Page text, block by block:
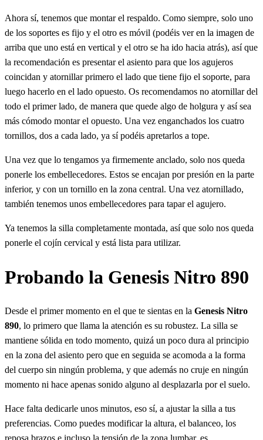
Ahora sí, tenemos que montar el respaldo. Como siempre, solo uno
de los soportes es fijo y el otro es móvil (podéis ver en la imagen de
arriba que uno está en vertical y el otro se ha ido hacia atrás), así que
la recomendación es presentar el asiento para que los agujeros
coincidan y atornillar primero el lado que tiene fijo el soporte, para
luego hacerlo en el lado opuesto. Os recomendamos no atornillar del
todo el primer lado, de manera que quede algo de holgura y así sea
más cómodo montar el opuesto. Una vez enganchados los cuatro
tornillos, dos a cada lado, ya sí podéis apretarlos a tope.
Una vez que lo tengamos ya firmemente anclado, solo nos queda
ponerle los embellecedores. Estos se encajan por presión en la parte
inferior, y con un tornillo en la zona central. Una vez atornillado,
también tenemos unos embellecedores para tapar el agujero.
Ya tenemos la silla completamente montada, así que solo nos queda
ponerle el cojín cervical y está lista para utilizar.
Probando la Genesis Nitro 890
Desde el primer momento en el que te sientas en la Genesis Nitro
890, lo primero que llama la atención es su robustez. La silla se
mantiene sólida en todo momento, quizá un poco dura al principio
en la zona del asiento pero que en seguida se acomoda a la forma
del cuerpo sin ningún problema, y que además no cruje en ningún
momento ni hace apenas sonido alguno al desplazarla por el suelo.
Hace falta dedicarle unos minutos, eso sí, a ajustar la silla a tus
preferencias. Como puedes modificar la altura, el balanceo, los